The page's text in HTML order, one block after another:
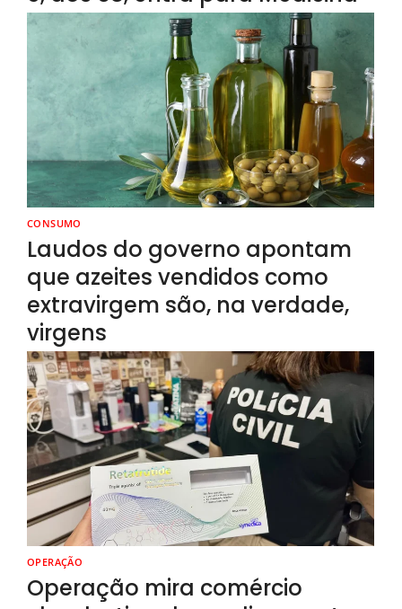
CONSUMO
Laudos do governo apontam
que azeites vendidos como
extravirgem são, na verdade,
virgens
OPERAÇÃO
Operação mira comércio